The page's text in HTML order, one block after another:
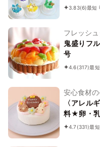
｜リボン
3.83(6)最短
フレッシ
鬼盛りフ
号
4.6(317)最
安心食材
〈アレル
料★卵・
スデーケ
4.7 (331)最